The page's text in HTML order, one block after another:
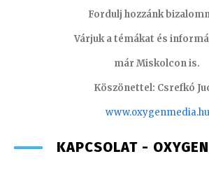
Fordulj hozzánk
Várjuk a témákat és
már Miskolcon is.
Köszönettel: Csrefkó
www.oxygenmedia.hu
KAPCSOLAT -